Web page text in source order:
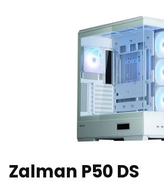
Zalman P50 DS